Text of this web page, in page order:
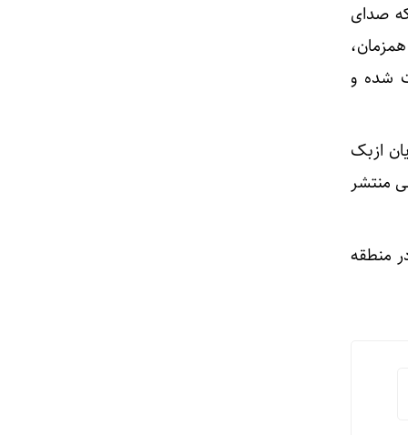
صدای
شده و
ازبک
منتشر
منطقه